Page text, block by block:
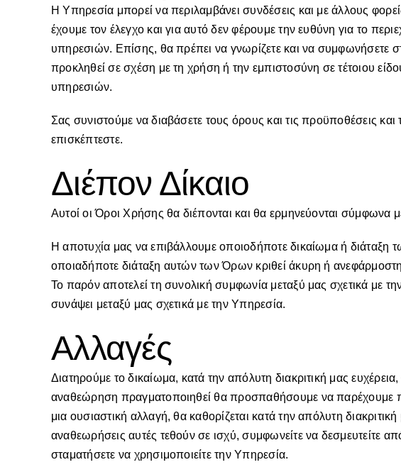
Η Υπηρεσία μπορεί να περιλαμβάνει συνδέσεις και με άλλους
έχουμε τον έλεγχο και για αυτό δεν φέρουμε την ευθύνη για το
υπηρεσιών. Επίσης, θα πρέπει να γνωρίζετε και να συμφωνήσετε
προκληθεί σε σχέση με τη χρήση ή την εμπιστοσύνη σε τέτοιου
υπηρεσιών.
Σας συνιστούμε να διαβάσετε τους όρους και τις προϋποθέσεις
επισκέπτεστε.
Διέπον Δίκαιο
Αυτοί οι Όροι Χρήσης θα διέπονται και θα ερμηνεύονται
Η αποτυχία μας να επιβάλλουμε οποιοδήποτε δικαίωμα ή
οποιαδήποτε διάταξη αυτών των Όρων κριθεί άκυρη ή
Το παρόν αποτελεί τη συνολική συμφωνία μεταξύ μας σχετικά με
συνάψει μεταξύ μας σχετικά με την Υπηρεσία.
Αλλαγές
Διατηρούμε το δικαίωμα, κατά την απόλυτη διακριτική μας
αναθεώρηση πραγματοποιηθεί θα προσπαθήσουμε να παρέχουμε
μια ουσιαστική αλλαγή, θα καθορίζεται κατά την απόλυτη
αναθεωρήσεις αυτές τεθούν σε ισχύ, συμφωνείτε να
σταματήσετε να χρησιμοποιείτε την Υπηρεσία.